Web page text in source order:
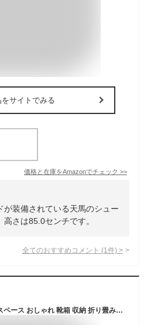
をサイトでみる
価格と在庫をAmazonでチェック >>
が装備されている天馬のシュー
さは85.0センチです。
全てのおすすめコメント (1 件) >
HAEOZIZU シューズラック 省スペース おしゃれ 靴箱 収納 折り畳み式 斜め 靴収納ラック 大容量 つっぱり 靴収納ボックス 組み立て式 下駄箱 収納 安定 軽量 靴 収納コンパクト 靴棚 耐久性 スリム 靴箱 スリム シューズボックス 狭い 玄関収納 長靴 スニーカー (ブラック8段)